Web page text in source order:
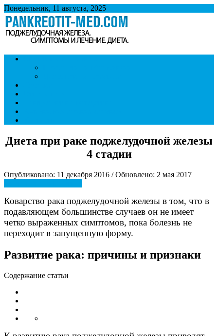
Понедельник, 11 августа, 2025
Панкреатит
Поджелудочная железа. Симптомы и лечение панкреатита.
Диета при панкреатите.
Диета при раке поджелудочной железы
4 стадии
Опубликовано: 11 декабря 2016 / Обновлено: 2 мая 2017
Коварство рака поджелудочной железы в том, что в
подавляющем большинстве случаев он не имеет
четко выраженных симптомов, пока болезнь не
переходит в запущенную форму.
Развитие рака: причины и признаки
Содержание статьи